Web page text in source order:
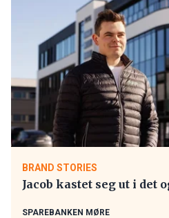
BRAND STORIES
Jacob kastet seg ut i det
SPAREBANKEN MØRE